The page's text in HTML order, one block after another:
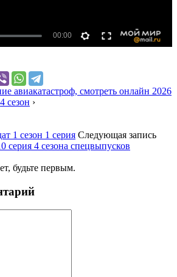
авиакатастроф, смотреть онлайн 2026
4 сезон ›
1 сезон 1 серия Следующая запись
серия 4 сезона спецвыпусков
будьте первым.